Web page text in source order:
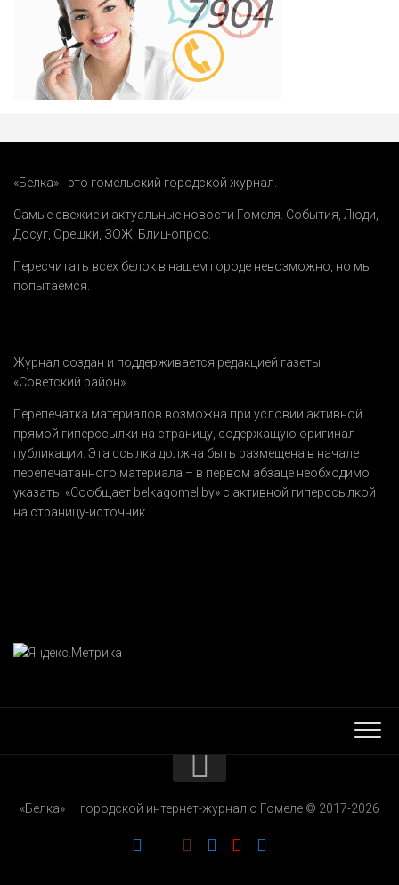
«Белка» - это гомельский городской журнал.
Самые свежие и актуальные новости Гомеля. События Люди
Досуг Орешки ЗОЖ Блиц-опрос
Пересчитать всех белок в нашем городе невозможно, но мы
попытаемся.
Журнал создан и поддерживается редакцией газеты
«Советский район».
Перепечатка материалов возможна при условии активной
прямой гиперссылки на страницу, содержащую оригинал
публикации. Эта ссылка должна быть размещена в начале
перепечатанного материала – в первом абзаце необходимо
указать: «Сообщает belkagomel.by» с активной гиперссылкой
на страницу-источник.
РЕКЛАМОДАТЕЛЯМ
«Белка» — городской интернет-журнал о Гомеле © 2017-2026